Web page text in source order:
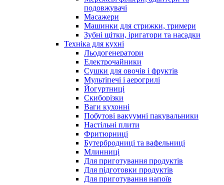
подовжувачі
Масажери
Машинки для стрижки, тримери
Зубні щітки, іригатори та насадки
Техніка для кухні
Льодогенератори
Електрочайники
Сушки для овочів і фруктів
Мультіпечі і аерогрилі
Йогуртниці
Скиборізки
Ваги кухонні
Побутові вакуумні пакувальники
Настільні плити
Фритюрниці
Бутербродниці та вафельниці
Млинниці
Для приготування продуктів
Для підготовки продуктів
Для приготування напоїв